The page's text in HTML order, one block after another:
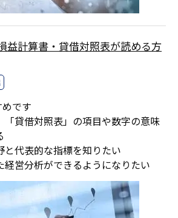
益計算書・貸借対照表が読める方
です
「貸借対照表」の項目や数字の意味
と代表的な指標を知りたい
経営分析ができるようになりたい